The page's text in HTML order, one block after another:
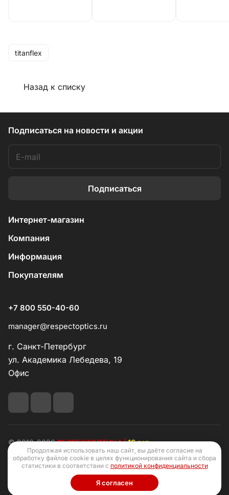
titanflex
Назад к списку
Подписаться на новости и акции
Подписаться
Интернет-магазин
Компания
Информация
Покупателям
+7 800 550-40-60
manager@respectoptics.ru
г. Санкт-Петербург
ул. Академика Лебедева, 19
Офис
© 2010-2026РЕСПЕКТОПТИКА |16 лет
Конфиденциальность
Продолжая использовать наш сайт, вы даёте согласие на
обработку файлов cookie в целях функционирования сайта и сбора
статистики в соответствии с политикой конфиденциальности
Я согласен